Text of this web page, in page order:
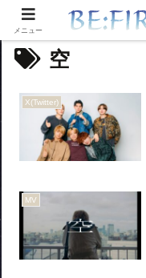
空
X(Twitter)
MV
メニュー